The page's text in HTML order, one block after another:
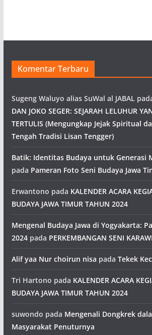
Komentar Terbaru
Sugeng Waluyo alias SuWal al JABAL
DAN JOKO SEGER: SEJARAH LELUHUR
TERTULIS (Mengungkap Jejak Spiritual
Tengah Tradisi Lisan Tengger)
Batik: Identitas Budaya untuk Generasi
pada Pameran Foto Seni Budaya Jawa
Erwantono pada KALENDER ACARA
BUDAYA JAWA TIMUR TAHUN 2024
Mengenal Budaya Jawa di Yogyakarta:
2024pada PERKEMBANGAN SENI
Alif yaa Nur choirun nisa pada Tekek
Tri Hartono pada KALENDER ACARA
BUDAYA JAWA TIMUR TAHUN 2024
suwondo pada Mengenali Dongkrek
Masyarakat Penuturnya